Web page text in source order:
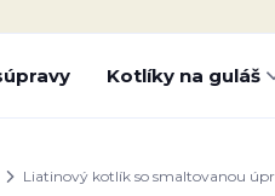
Kotlíky na guláš
Liatinový kotlík so smaltovanou